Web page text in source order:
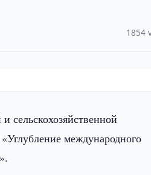
1854
сельскохозяйственной
международного